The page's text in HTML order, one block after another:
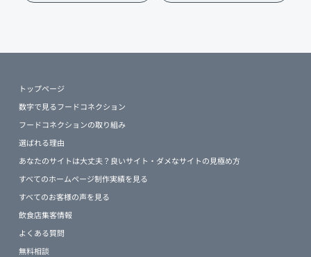
トップページ
数字で見るフードコネクション
フードコネクションの取り組み
選ばれる理由
あなたのサイトは大丈夫？良いサイト・ダメなサイトの見極め方
すべてのホームページ制作実績を見る
すべてのお客様の声を見る
飲食店集客情報
よくある質問
無料相談